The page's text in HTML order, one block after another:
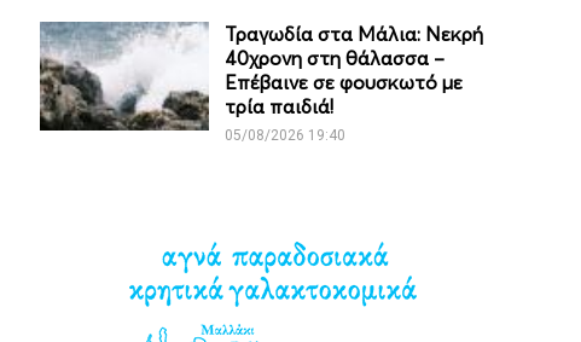
Τραγωδία στα Μάλια: Νεκρή
40χρονη στη θάλασσα –
Επέβαινε σε φουσκωτό με
τρία παιδιά!
05/08/2026 19:40